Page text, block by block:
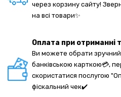
через корзину сайту!
на всі товари✨
Оплата при отриманні
Ви можете обрати зручний
банківською карткою💳,
скористатися послугою
фіскальний чек✔️